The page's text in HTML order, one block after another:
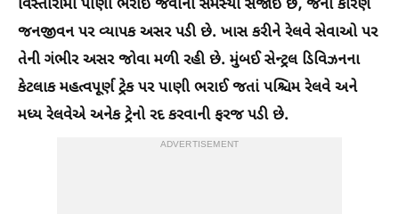
વિસ્તારોમાં પાણી ભરાઈ જવાની સમસ્યા સર્જાઈ છે, જેના કારણે
જનજીવન પર વ્યાપક અસર પડી છે. ખાસ કરીને રેલવે સેવાઓ પર
તેની ગંભીર અસર જોવા મળી રહી છે. મુંબઈ સેન્ટ્રલ ડિવિઝનના
કેટલાક મહત્વપૂર્ણ ટ્રેક પર પાણી ભરાઈ જતાં પશ્ચિમ રેલવે અને
મધ્ય રેલવેએ અનેક ટ્રેનો રદ કરવાની ફરજ પડી છે.
ADVERTISEMENT